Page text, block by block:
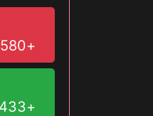
+972503274580
+972528637433